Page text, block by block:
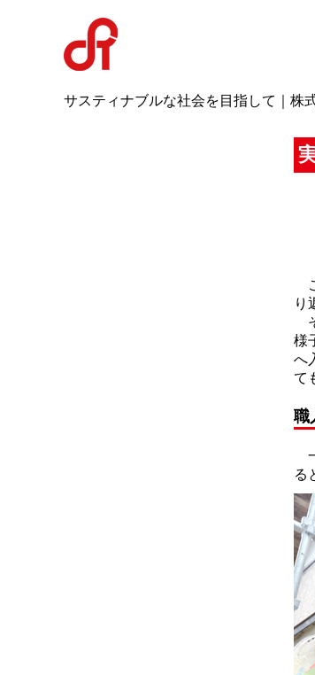
サスティナブルな社会を目指して｜株
り
様
へ
て
職
る